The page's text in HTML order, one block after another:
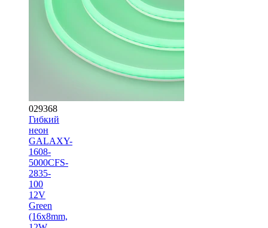
029368
Гибкий
неон
GALAXY-
1608-
5000CFS-
2835-
100
12V
Green
(16x8mm,